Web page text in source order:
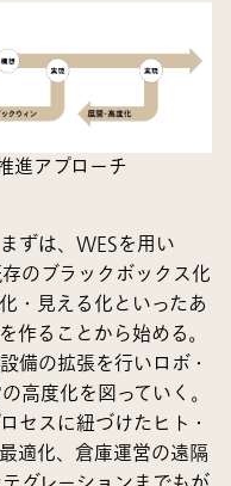
進アプローチ
ずは、WESを用い
のブラックボックス化
・見える化といったあ
作ることから始める。
備の拡張を行いロボ・
高度化を図っていく。
セスに紐づけたヒト・
適化、倉庫運営の遠隔